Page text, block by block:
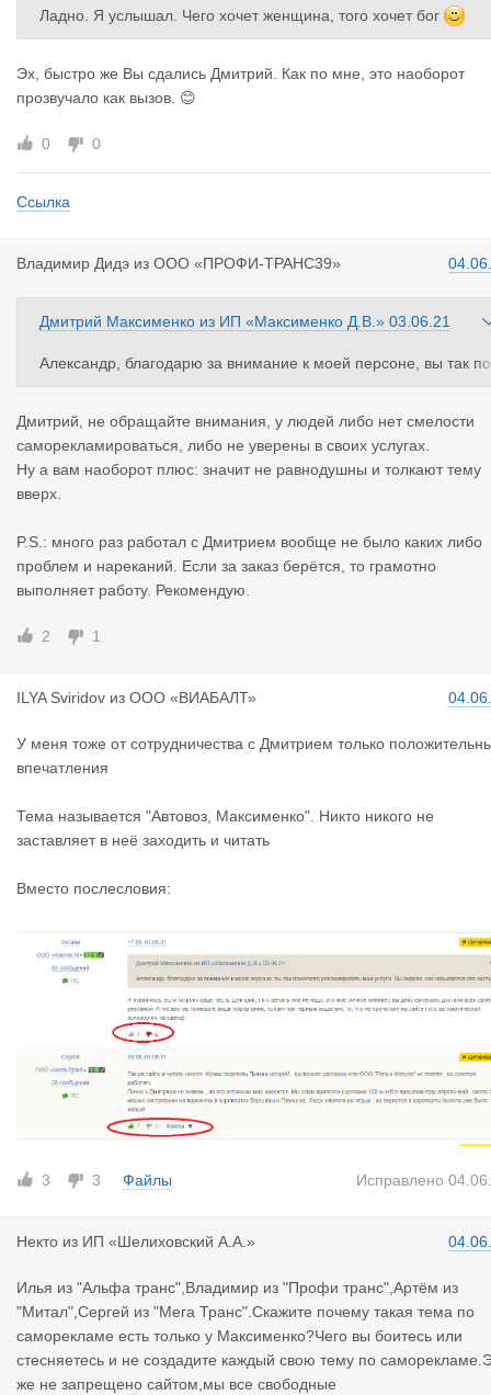
ать с него было нечего.
Вот такая грустная история была. Это примерно 2003-2005г.
ми силами.
Ладно. Я услышал. Чего хочет женщина, того хочет бог
Больше не буду рекламироваться
Эх, быстро же Вы сдались Дмитрий. Как по мне, это наоборот
прозвучало как вызов. 😊
0 0
Ссылка
Владимир Дидэ из ООО «ПРОФИ-ТРАНС39»
Дмитрий Максименко из ИП «Максименко Д.В.» 03.06.21
Александр, благодарю за внимание к моей персоне, вы так по
и. Вас что достало, извините? Читать рекламу? А кто вас
вляет? Если вам не нужны услуги автовоза, то зачем вы сюда
аглядываете?
И к другим этот же вопрос. Зачем вы что то пишете здесь??
ть, а кто то, типа язвительного Константина, начнет приписки
ставлять какие то, порой очень неприятные? Ведь это даже
порядочно, в какой то степени, так делать.
Нет? Не прав?
Дмитрий, не обращайте внимания, у людей либо нет смелости
саморекламироваться, либо не уверены в своих услугах.
Ну а вам наоборот плюс: значит не равнодушны и толкают тему
вверх.
P.S.: много раз работал с Дмитрием вообще не было каких либо
проблем и нареканий. Если за заказ берётся, то грамотно
выполняет работу. Рекомендую.
2 1
ILYA Sviridov из ООО «ВИАБАЛТ»
У меня тоже от сотрудничества с Дмитрием только
впечатления
Тема называется "Автовоз, Максименко". Никто никого не
заставляет в неё заходить и читать
Вместо послесловия:
3 3 Файлы Исправлено
Некто из ИП «Шелиховский А.А.»
Илья из "Альфа транс",Владимир из "Профи транс",Артём из
"Митал",Сергей из "Мега Транс".Скажите почему такая тема по
саморекламе есть только у Максименко?Чего вы боитесь или
стесняетесь и не создадите каждый свою тему по
же не запрещено сайтом,мы все свободные